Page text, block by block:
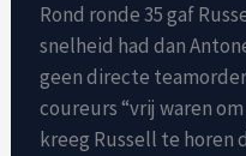
Rond ronde 35 gaf
snelheid had dan
geen directe
coureurs “vrij waren
kreeg Russell te horen